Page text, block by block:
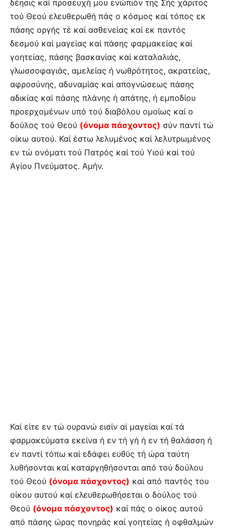
δέησις καί προσευχή μου ενώπιόν της Σής χάριτος
τού Θεού ελευθερωθή πάς ο κόσμος καί τόπος εκ
πάσης οργής τέ καί ασθενείας καί εκ παντός
δεσμού καί μαγείας καί πάσης φαρμακείας καί
γοητείας, πάσης βασκανίας καί καταλαλιάς,
γλωσσοφαγιάς, αμελείας ή νωθρότητος, ακρατείας,
αφροσύνης, αδυναμίας καί απογνώσεως πάσης
αδικίας καί πάσης πλάνης ή απάτης, ή εμποδίου
προερχομένων υπό τού διαβόλου ομοίως καί ο
δούλος τού Θεού (όνομα πάσχοντος) σύν παντί τώ
οίκω αυτού. Καί έστω λελυμένος καί λελυτρωμένος
εν τώ ονόματι τού Πατρός καί τού Υιού καί τού
Αγίου Πνεύματος. Αμήν.
Καί είτε εν τώ ουρανώ εισίν αί μαγείαι καί τά
φαρμακεύματα εκείνα ή εν τή γή ή εν τή θαλάσση ή
εν παντί τόπω καί εδάφει ευθύς τή ώρα ταύτη
λυθήσονται καί καταργηθήσονται από τού δούλου
τού Θεού (όνομα πάσχοντος) καί από παντός του
οίκου αυτού καί ελευθερωθήσεται ο δούλος τού
Θεού (όνομα πάσχοντος) καί πάς ο οίκος αυτού
από πάσης ώρας πονηράς καί γοητείας ή οφθαλμών